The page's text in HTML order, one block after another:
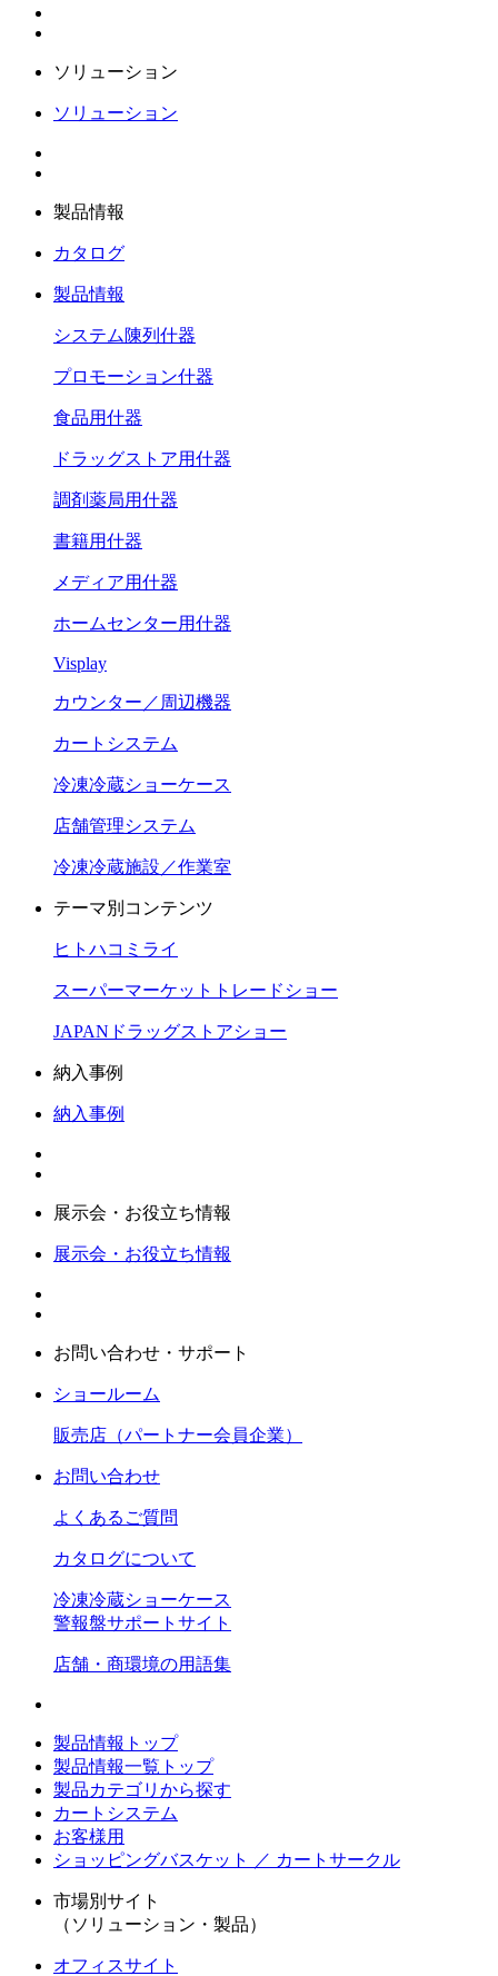
ソリューション
ソリューション
製品情報
カタログ
製品情報
システム陳列什器
プロモーション什器
食品用什器
ドラッグストア用什器
調剤薬局用什器
書籍用什器
メディア用什器
ホームセンター用什器
Visplay
カウンター／周辺機器
カートシステム
冷凍冷蔵ショーケース
店舗管理システム
冷凍冷蔵施設／作業室
テーマ別コンテンツ
ヒトハコミライ
スーパーマーケットトレードショー
JAPANドラッグストアショー
納入事例
納入事例
展示会・お役立ち情報
展示会・お役立ち情報
お問い合わせ・サポート
ショールーム
販売店（パートナー会員企業）
お問い合わせ
よくあるご質問
カタログについて
冷凍冷蔵ショーケース
警報盤サポートサイト
店舗・商環境の用語集
製品情報トップ
製品情報一覧トップ
製品カテゴリから探す
カートシステム
お客様用
ショッピングバスケット ／ カートサークル
市場別サイト
（ソリューション・製品）
オフィスサイト